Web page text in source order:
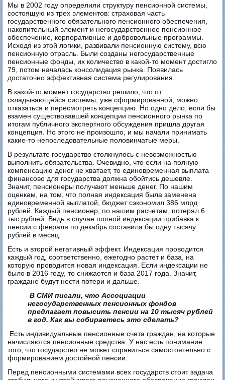
Мы в 2002 году определили структуру пенсионной системы,
состоящую из трех элементов: страховая часть
государственного обязательного пенсионного обеспечения,
накопительный элемент и негосударственное пенсионное
обеспечение, корпоративные и добровольные программы.
Исходя из этой логики, развивали пенсионную систему, всю
пенсионную отрасль. Были созданы негосударственные
пенсионные фонды, их количество в какой-то момент достигло
79, потом началась консолидация рынка. Появилась
достаточно эффективная система регулирования.
В какой-то момент государство решило, что от
складывающейся системы, уже сформированной, можно
отказаться и пересмотреть концепцию. Но одно дело, если бы
взамен существовавшей концепции пенсионного рынка по
итогам публичного экспертного обсуждения пришла другая
концепция. Но этого не произошло, и мы начали принимать
какие-то непоследовательные половинчатые меры.
В результате государство столкнулось с невозможностью
выполнить обязательства. Очевидно, что если на полную
компенсацию денег не хватает, то единовременная выплата
финансово для государства должна обойтись дешевле.
Значит, пенсионеры получают меньше денег. По нашим
оценкам, на том, что полная индексация была заменена
единовременной выплатой, бюджет сэкономил 386 млрд
рублей. Каждый пенсионер, по нашим расчетам, потерял 6
тыс рублей. Ведь в случае полной индексации прибавка к
пенсии с февраля по декабрь составила бы одну тысячу
рублей в месяц.
Есть и второй негативный эффект. Индексация проводится
каждый год, соответственно, ежегодно растет и база, на
которую проводится новая индексация. Если индексации не
было в 2016 году, то снижается и база 2017 года. Значит,
граждане будут нести потери и дальше.
В СМИ писали, что Ассоциации
негосударственных пенсионных фондов
предлагает повысить пенсии на 10 тысяч рублей
в год. Как вы собираетесь это сделать?
Есть индивидуальные пенсионные счета граждан, на которые
начисляются пенсионные средства. У нас есть понимание
того, что государство не может справиться самостоятельно с
формированием достойной пенсии.
Перед пенсионными системами всех государств стоит задача